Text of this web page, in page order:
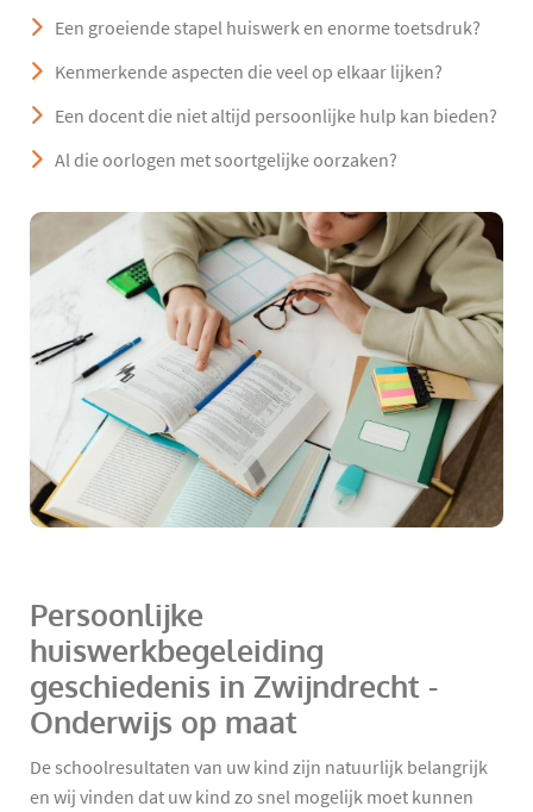
Een groeiende stapel huiswerk en enorme toetsdruk?
Kenmerkende aspecten die veel op elkaar lijken?
Een docent die niet altijd persoonlijke hulp kan bieden?
Al die oorlogen met soortgelijke oorzaken?
Persoonlijke
huiswerkbegeleiding
geschiedenis in Zwijndrecht -
Onderwijs op maat
De schoolresultaten van uw kind zijn natuurlijk belangrijk
en wij vinden dat uw kind zo snel mogelijk moet kunnen